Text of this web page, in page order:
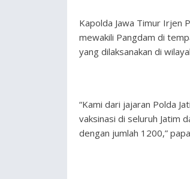
Kapolda Jawa Timur Irjen
mewakili Pangdam di
yang dilaksanakan di
“Kami dari jajaran Polda
vaksinasi di seluruh Jatim
dengan jumlah 1200,”